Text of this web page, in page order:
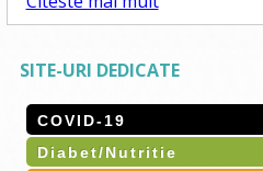
SITE-URI DEDICATE
COVID-19
Diabet/Nutritie